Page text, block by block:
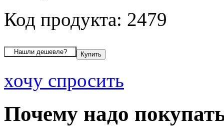
Код продукта: 2479
хочу спросить
Почему надо